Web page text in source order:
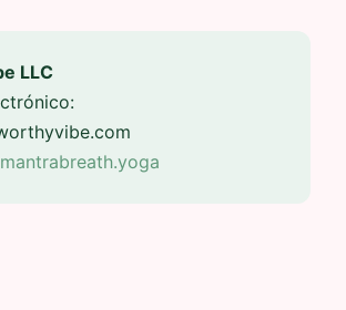
LLC
mantrabreath.yoga